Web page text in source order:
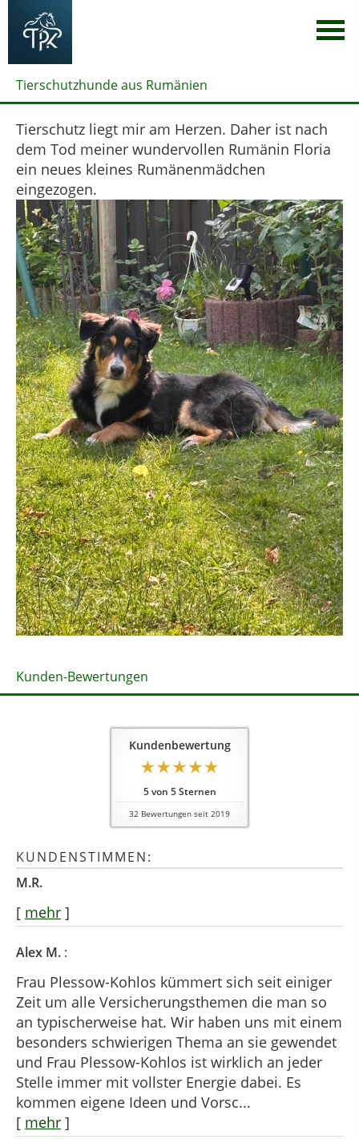
Tierschutzhunde aus Rumänien
Tierschutz liegt mir am Herzen. Daher ist nach
dem Tod meiner wundervollen Rumänin Floria
ein neues kleines Rumänenmädchen
eingezogen.
Kunden-Bewertungen
Kundenbewertung
5von 5Sternen
32 Bewertungen seit 2019
KUNDENSTIMMEN:
M.R.
[ mehr ]
Alex M. :
Frau Plessow-Kohlos kümmert sich seit einiger
Zeit um alle Versicherungsthemen die man so
an typischerweise hat. Wir haben uns mit einem
besonders schwierigen Thema an sie gewendet
und Frau Plessow-Kohlos ist wirklich an jeder
Stelle immer mit vollster Energie dabei. Es
kommen eigene Ideen und Vorsc...
[ mehr ]